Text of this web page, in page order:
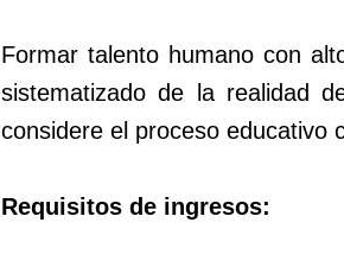
Formar talento humano con
sistematizado de la realidad
considere el proceso educativo
Requisitos de ingresos: